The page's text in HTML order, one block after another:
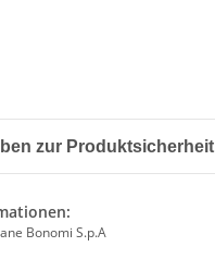
zur Produktsicherheit
Bonomi S.p.A